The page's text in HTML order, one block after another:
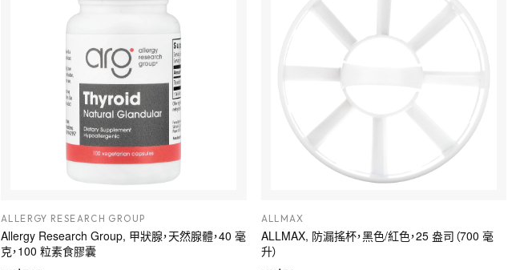
ALLERGY RESEARCH GROUP
Allergy Research Group, 甲狀腺，天然腺體，40 毫
克，100 粒素食膠囊
ALLMAX
ALLMAX, 防漏搖杯，黑色/紅色，25 盎司（700 毫
升）